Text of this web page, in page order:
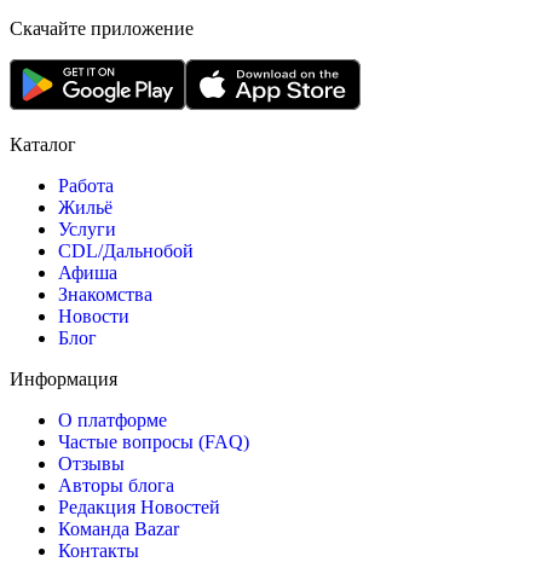
Скачайте приложение
Каталог
Работа
Жильё
Услуги
CDL/Дальнобой
Афиша
Знакомства
Новости
Блог
Информация
О платформе
Частые вопросы (FAQ)
Отзывы
Авторы блога
Редакция Новостей
Команда Bazar
Контакты